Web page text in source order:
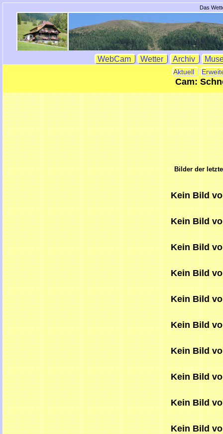
Das
WebCam Wetter Archiv
Aktuell
Cam:
Bilder der
Kein Bild
Kein Bild
Kein Bild
Kein Bild
Kein Bild
Kein Bild
Kein Bild
Kein Bild
Kein Bild
Kein Bild